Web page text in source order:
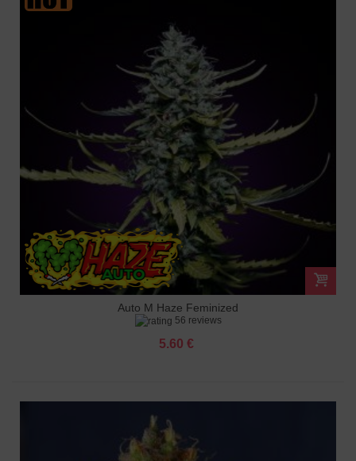
Auto M Haze Feminized
56 reviews
5.60 €